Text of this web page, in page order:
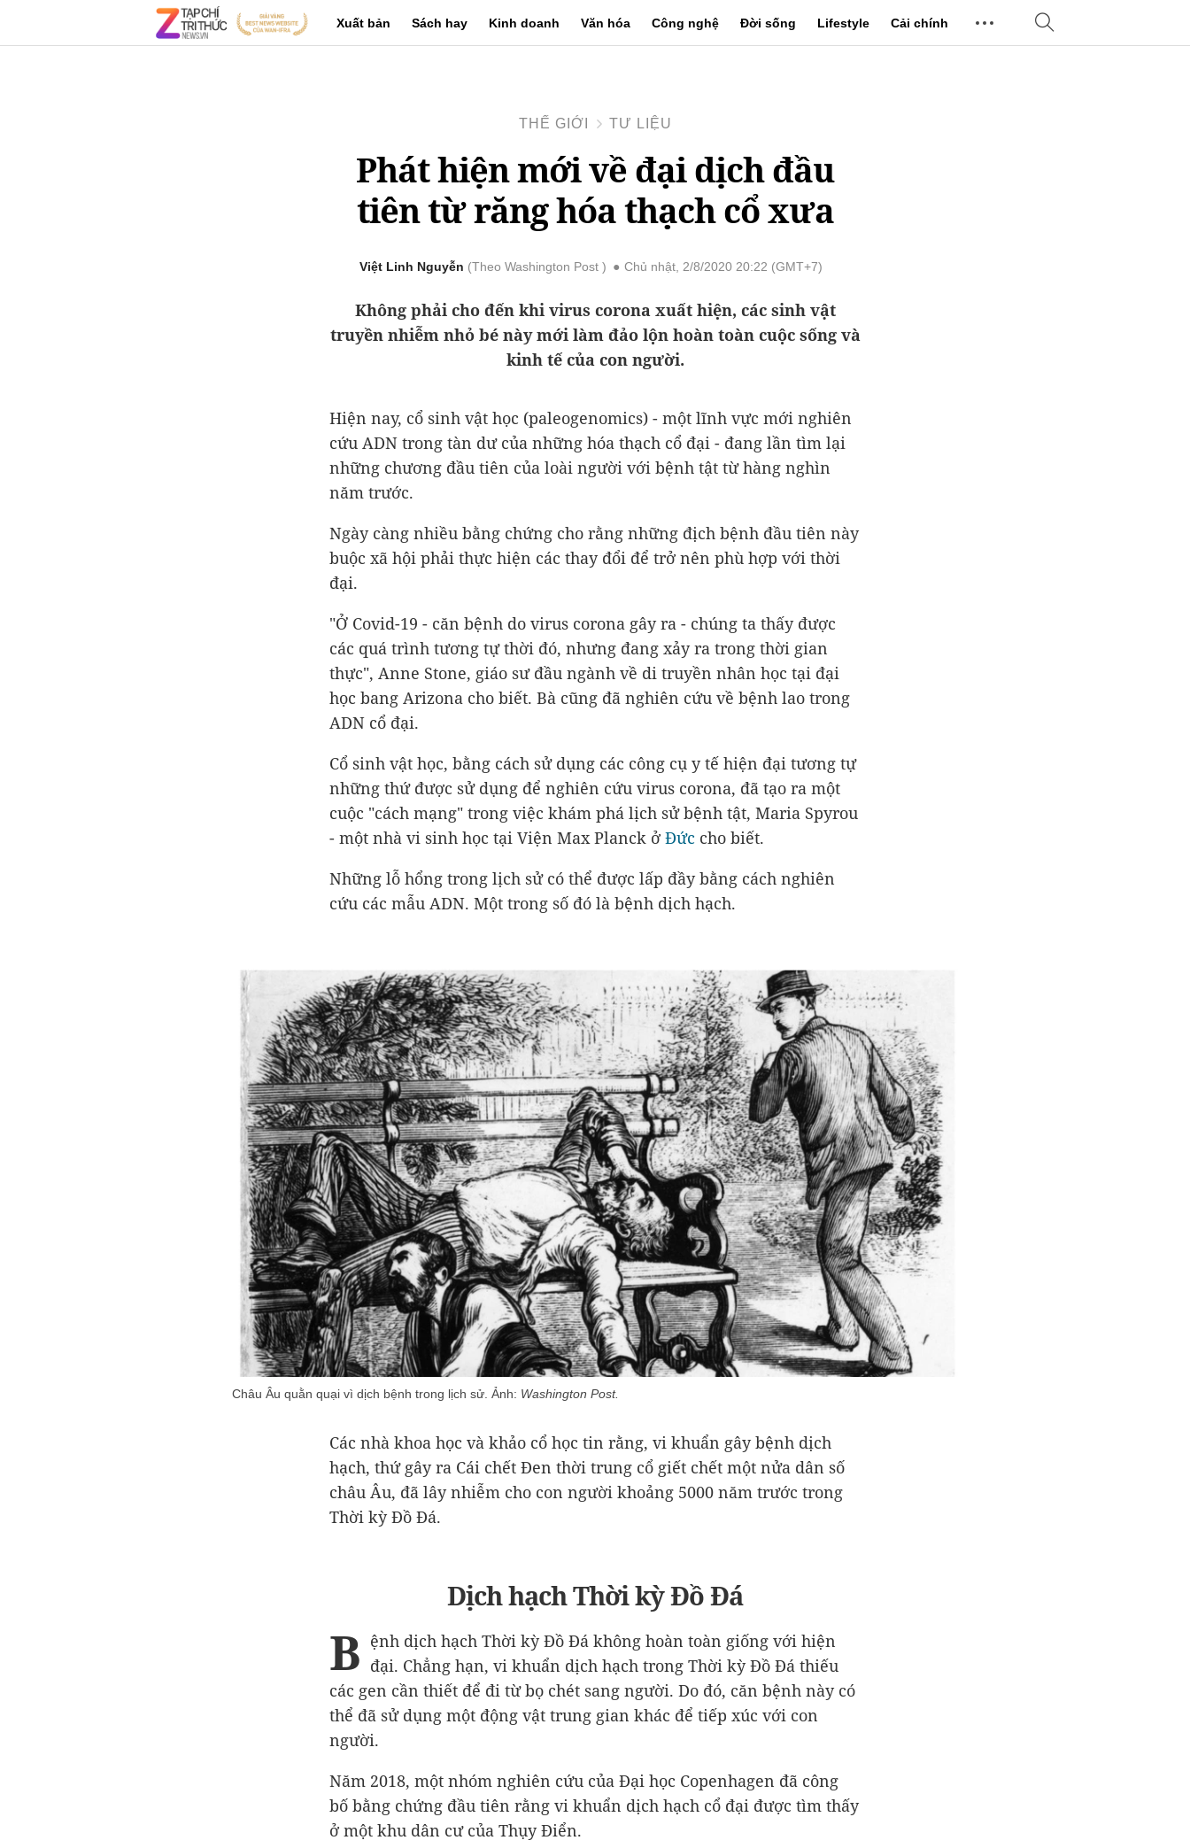
Xuất bản Sách hay Kinh doanh Văn hóa Công nghệ Đời sống Lifestyle Cải chính
THẾ GIỚI TƯ LIỆU
Phát hiện mới về đại dịch đầu
tiên từ răng hóa thạch cổ xưa
Việt Linh Nguyễn Theo Washington Post Chủ nhật, 2/8/2020 20:22 (GMT+7)
Không phải cho đến khi virus corona xuất hiện, các sinh vật
truyền nhiễm nhỏ bé này mới làm đảo lộn hoàn toàn cuộc sống và
kinh tế của con người.
Hiện nay, cổ sinh vật học (paleogenomics) - một lĩnh vực mới nghiên
cứu ADN trong tàn dư của những hóa thạch cổ đại - đang lần tìm lại
những chương đầu tiên của loài người với bệnh tật từ hàng nghìn
năm trước.
Ngày càng nhiều bằng chứng cho rằng những địch bệnh đầu tiên này
buộc xã hội phải thực hiện các thay đổi để trở nên phù hợp với thời
đại.
"Ở Covid-19 - căn bệnh do virus corona gây ra - chúng ta thấy được
các quá trình tương tự thời đó, nhưng đang xảy ra trong thời gian
thực", Anne Stone, giáo sư đầu ngành về di truyền nhân học tại đại
học bang Arizona cho biết. Bà cũng đã nghiên cứu về bệnh lao trong
ADN cổ đại.
Cổ sinh vật học, bằng cách sử dụng các công cụ y tế hiện đại tương tự
những thứ được sử dụng để nghiên cứu virus corona, đã tạo ra một
cuộc "cách mạng" trong việc khám phá lịch sử bệnh tật, Maria Spyrou
- một nhà vi sinh học tại Viện Max Planck ở Đức cho biết.
Những lỗ hổng trong lịch sử có thể được lấp đầy bằng cách nghiên
cứu các mẫu ADN. Một trong số đó là bệnh dịch hạch.
Châu Âu quằn quại vì dịch bệnh trong lịch sử. Ảnh: Washington Post.
Các nhà khoa học và khảo cổ học tin rằng, vi khuẩn gây bệnh dịch
hạch, thứ gây ra Cái chết Đen thời trung cổ giết chết một nửa dân số
châu Âu, đã lây nhiễm cho con người khoảng 5000 năm trước trong
Thời kỳ Đồ Đá.
Dịch hạch Thời kỳ Đồ Đá
B ệnh dịch hạch Thời kỳ Đồ Đá không hoàn toàn giống với hiện
đại. Chẳng hạn, vi khuẩn dịch hạch trong Thời kỳ Đồ Đá thiếu
các gen cần thiết để đi từ bọ chét sang người. Do đó, căn bệnh này có
thể đã sử dụng một động vật trung gian khác để tiếp xúc với con
người.
Năm 2018, một nhóm nghiên cứu của Đại học Copenhagen đã công
bố bằng chứng đầu tiên rằng vi khuẩn dịch hạch cổ đại được tìm thấy
ở một khu dân cư của Thụy Điển.